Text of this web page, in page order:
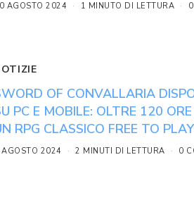
AGOSTO 2024 1 MINUTO DI LETTURA
OF CONVALLARIA
PC E MOBILE: OLTRE 120
RPG CLASSICO FREE TO PLAY
2024 2 MINUTI DI LETTURA 0